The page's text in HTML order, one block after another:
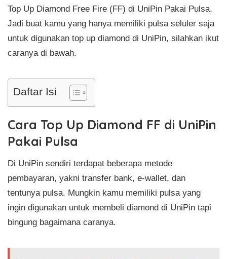
Top Up Diamond Free Fire (FF) di UniPin Pakai Pulsa.
Jadi buat kamu yang hanya memiliki pulsa seluler saja
untuk digunakan top up diamond di UniPin, silahkan ikut
caranya di bawah.
Daftar Isi
Cara Top Up Diamond FF di UniPin
Pakai Pulsa
Di UniPin sendiri terdapat beberapa metode
pembayaran, yakni transfer bank, e-wallet, dan
tentunya pulsa. Mungkin kamu memiliki pulsa yang
ingin digunakan untuk membeli diamond di UniPin tapi
bingung bagaimana caranya.